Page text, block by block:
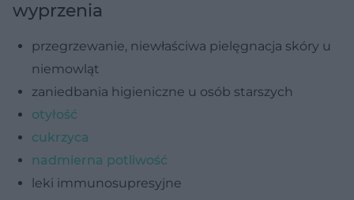
wyprzenia
przegrzewanie, niewłaściwa pielęgnacja skóry u
niemowląt
zaniedbania higieniczne u osób starszych
otyłość
cukrzyca
nadmierna potliwość
leki immunosupresyjne